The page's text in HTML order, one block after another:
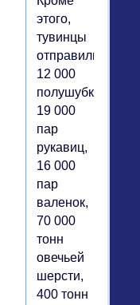
этого,
тувинцы
отправили
12 000
полушубков,
19 000
пар
рукавиц,
16 000
пар
валенок,
70 000
тонн
овечьей
шерсти,
400 тонн